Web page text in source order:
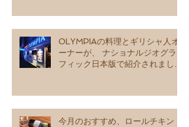
OLYMPIAの料理とギリシャ人オ
ーナーが、 ナショナルジオグラ
フィック日本版で紹介されました
今月のおすすめ、ロールチキン